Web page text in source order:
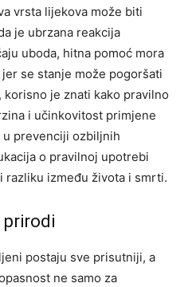
vrsta lijekova može biti
je ubrzana reakcija
uboda, hitna pomoć mora
se stanje može pogoršati
korisno je znati kako pravilno
i učinkovitost primjene
prevenciji ozbiljnih
o pravilnoj upotrebi
razliku između života i smrti.
prirodi
postaju sve prisutniji, a
ne samo za